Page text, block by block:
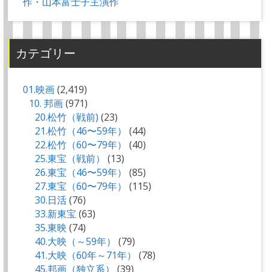
カテゴリー
01.映画(2,419)
10. 邦画(971)
20.松竹（戦前) (23)
21.松竹（46〜59年）
(44)
22.松竹（60〜79年）
(40)
25.東宝（戦前）
(13)
26.東宝（46〜59年）
(85)
27.東宝（60〜79年）
(115)
30.日活(76)
33.新東宝 (63)
35.東映 (74)
40.大映（～59年）
(79)
41.大映（60年～71年）
(78)
45.邦画（独立系）
(39)